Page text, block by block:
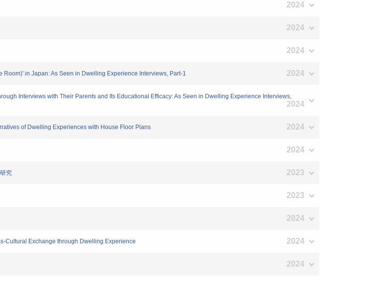
2024
2024
2024
Room)' in Japan: As Seen in Dwelling Experience Interviews, Part-1 2024
Interviews with Their Parents and Its Educational Efficacy: As Seen in Dwelling Experience Interviews,
2024
of Dwelling Experiences with House Floor Plans 2024
2024
究 2023
2023
2024
Cultural Exchange through Dwelling Experience 2024
2024